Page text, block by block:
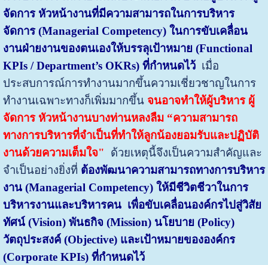
จัดการ หัวหน้างานที่มีความสามารถในการบริหาร
จัดการ(Managerial Competency) ในการขับเคลื่อน
งานฝ่ายงานของตนเองให้บรรลุเป้าหมาย (Functional
KPIs / Department’s OKRs) ที่กำหนดไว้เมื่อ
ประสบการณ์การทำงานมากขึ้นความเชี่ยวชาญในการ
ทำงานเฉพาะทางก็เพิ่มมากขึ้น จนอาจทำให้ผู้บริหาร ผู้
จัดการ หัวหน้างานบางท่านหลงลืม “ความสามารถ
ทางการบริหารที่จำเป็นที่ทำให้ลูกน้องยอมรับและปฏิบัติ
งานด้วยความเต็มใจ"
ด้วยเหตุนี้จึงเป็นความสำคัญและ
จำเป็นอย่างยิ่งที่ ต้องพัฒนาความสามารถทางการบริหาร
งาน (Managerial Competency) ให้มีชีวิตชีวาในการ
บริหารงานและบริหารคน เพื่อขับเคลื่อนองค์กรไปสู่วิสัย
ทัศน์ (Vision) พันธกิจ (Mission) นโยบาย (Policy)
วัตถุประสงค์ (Objective) และเป้าหมายขององค์กร
(Corporate KPIs) ที่กำหนดไว้